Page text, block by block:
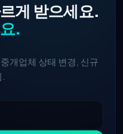
게 받으세요.
.
개업체 상태 변경, 신규